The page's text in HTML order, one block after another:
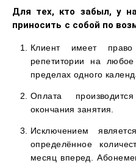
Для тех, кто забыл, у
приносить с собой по
Клиент имеет
репетитории на
пределах одного
Оплата
окончания занятия.
Исключением
определённое
месяц вперед.